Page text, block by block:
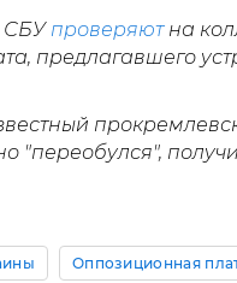
СБУ проверяютна
предлагавшего
"переобулся",
Оппозиционная